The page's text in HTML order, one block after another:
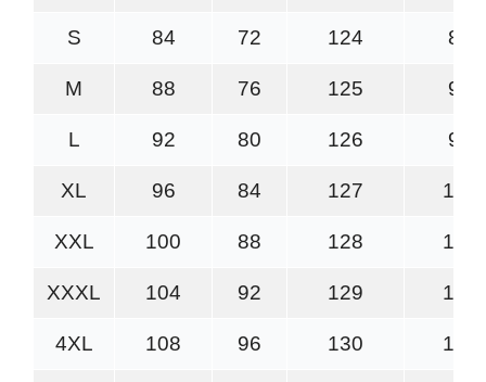
S 84 72 124 88
M 88 76 125 92
L 92 80 126 96
XL 96 84 127 100
XXL 100 88 128 104
XXXL 104 92 129 108
4XL 108 96 130 112